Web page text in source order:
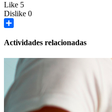
Like 5
Dislike 0
Actividades relacionadas